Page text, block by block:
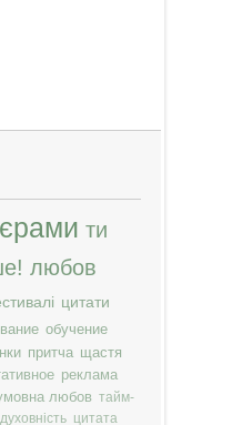
ти
любов
цитати
обучение
притча щастя
реклама
любов тайм-
духовність цитата